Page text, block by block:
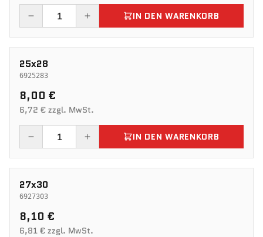
IN DEN WARENKORB
25x28
6925283
8,00 €
6,72 € zzgl. MwSt.
IN DEN WARENKORB
27x30
6927303
8,10 €
6,81 € zzgl. MwSt.